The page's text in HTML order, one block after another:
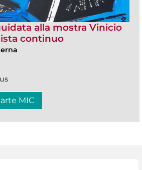
alla mostra Vinicio
continuo
MIC